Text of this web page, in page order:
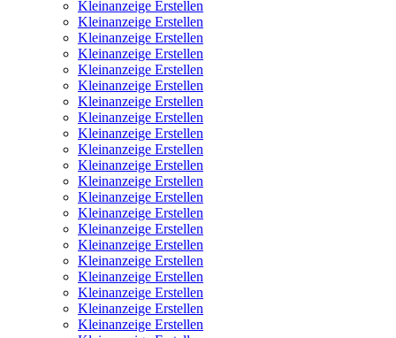
Kleinanzeige Erstellen
Kleinanzeige Erstellen
Kleinanzeige Erstellen
Kleinanzeige Erstellen
Kleinanzeige Erstellen
Kleinanzeige Erstellen
Kleinanzeige Erstellen
Kleinanzeige Erstellen
Kleinanzeige Erstellen
Kleinanzeige Erstellen
Kleinanzeige Erstellen
Kleinanzeige Erstellen
Kleinanzeige Erstellen
Kleinanzeige Erstellen
Kleinanzeige Erstellen
Kleinanzeige Erstellen
Kleinanzeige Erstellen
Kleinanzeige Erstellen
Kleinanzeige Erstellen
Kleinanzeige Erstellen
Kleinanzeige Erstellen